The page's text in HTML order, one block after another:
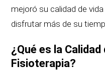
mejoró su calidad de
disfrutar más de su
¿Qué es la Calidad
Fisioterapia?